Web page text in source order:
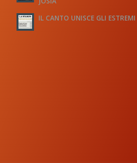
IL CANTO UNISCE GLI